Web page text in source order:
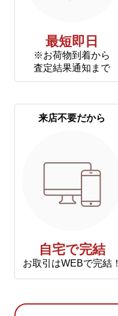
最短即日
※お荷物到着から
査定結果通知まで
来店不要だから
自宅で完結
お取引はWEBで完結！